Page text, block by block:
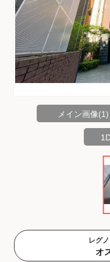
メイン画像(1)
レグ
オ